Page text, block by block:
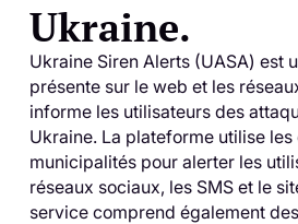
Ukraine.
Ukraine Siren Alerts (UASA) est
présente sur le web et les
informe les utilisateurs des
Ukraine. La plateforme utilise les
municipalités pour alerter les
réseaux sociaux, les SMS et le
service comprend également